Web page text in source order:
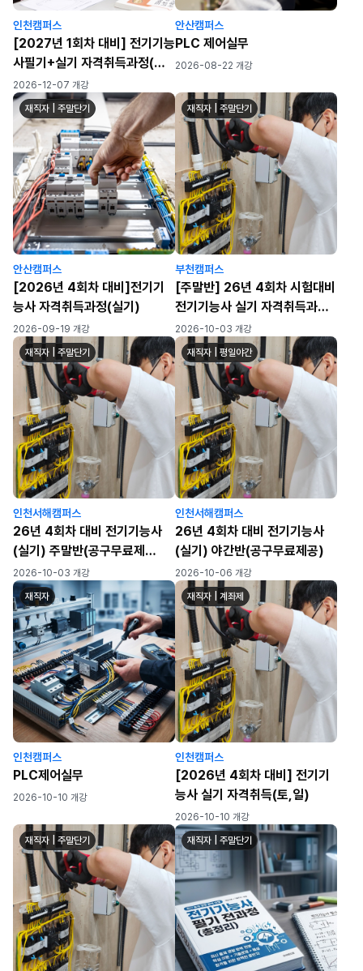
인천캠퍼스
[2027년 1회차 대비] 전기기능
사필기+실기 자격취득과정(월
수금)
2026-12-07 개강
안산캠퍼스
PLC 제어실무
2026-08-22 개강
재직자 | 주말단기
안산캠퍼스
[2026년 4회차 대비]전기기
능사 자격취득과정(실기)
2026-09-19 개강
재직자 | 주말단기
부천캠퍼스
[주말반] 26년 4회차 시험대비
전기기능사 실기 자격취득과정
[공구무료제공]
2026-10-03 개강
재직자 | 주말단기
인천서해캠퍼스
26년 4회차 대비 전기기능사
(실기) 주말반(공구무료제
공)_7회차
2026-10-03 개강
재직자 | 평일야간
인천서해캠퍼스
26년 4회차 대비 전기기능사
(실기) 야간반(공구무료제공)
2026-10-06 개강
재직자
인천캠퍼스
PLC제어실무
2026-10-10 개강
재직자 | 계좌제
인천캠퍼스
[2026년 4회차 대비] 전기기
능사 실기 자격취득(토,일)
2026-10-10 개강
재직자 | 주말단기 재직자 | 주말단기